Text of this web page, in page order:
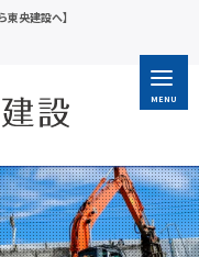
東央建設へ】
MENU